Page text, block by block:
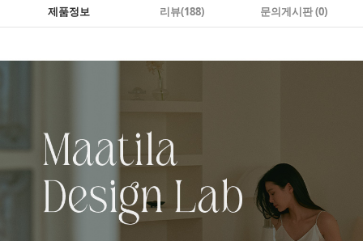
제품정보 리뷰(188) 문의게시판 (0)